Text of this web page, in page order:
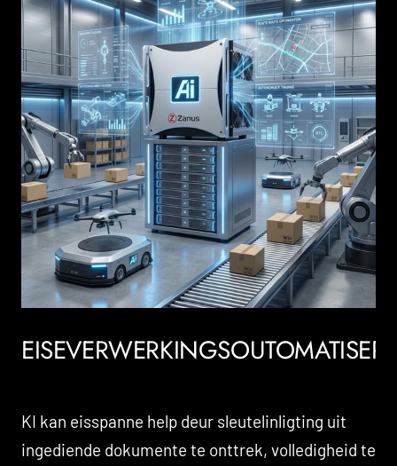
KI kan eisspanne help deur sleutelinligting uit
ingediende dokumente te onttrek, volledigheid te